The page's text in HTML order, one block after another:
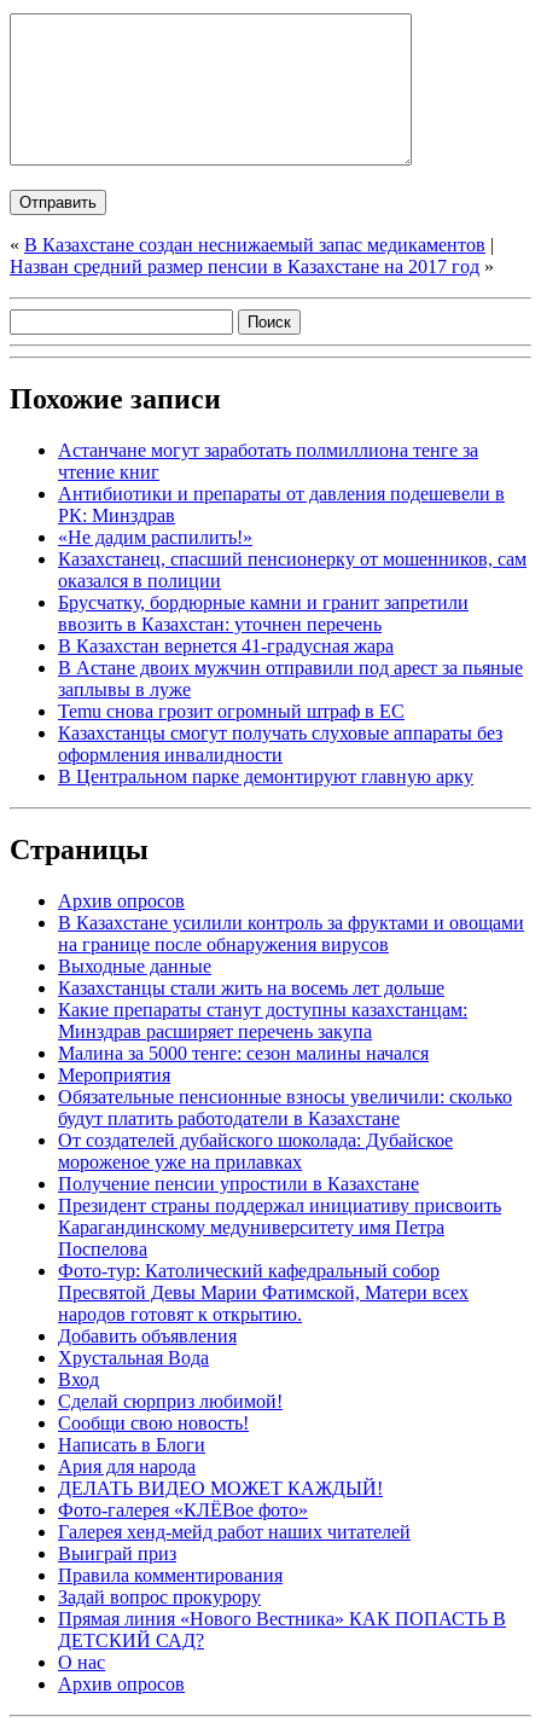
« В Казахстане создан неснижаемый запас медикаментов |
Назван средний размер пенсии в Казахстане на 2017 год »
Похожие записи
Астанчане могут заработать полмиллиона тенге за
чтение книг
Антибиотики и препараты от давления подешевели в
РК: Минздрав
«Не дадим распилить!»
Казахстанец, спасший пенсионерку от мошенников, сам
оказался в полиции
Брусчатку, бордюрные камни и гранит запретили
ввозить в Казахстан: уточнен перечень
В Казахстан вернется 41-градусная жара
В Астане двоих мужчин отправили под арест за пьяные
заплывы в луже
Temu снова грозит огромный штраф в ЕС
Казахстанцы смогут получать слуховые аппараты без
оформления инвалидности
В Центральном парке демонтируют главную арку
Страницы
Архив опросов
В Казахстане усилили контроль за фруктами и овощами
на границе после обнаружения вирусов
Выходные данные
Казахстанцы стали жить на восемь лет дольше
Какие препараты станут доступны казахстанцам:
Минздрав расширяет перечень закупа
Малина за 5000 тенге: сезон малины начался
Мероприятия
Обязательные пенсионные взносы увеличили: сколько
будут платить работодатели в Казахстане
От создателей дубайского шоколада: Дубайское
мороженое уже на прилавках
Получение пенсии упростили в Казахстане
Президент страны поддержал инициативу присвоить
Карагандинскому медуниверситету имя Петра
Поспелова
Фото-тур: Католический кафедральный собор
Пресвятой Девы Марии Фатимской, Матери всех
народов готовят к открытию.
Добавить объявления
Хрустальная Вода
Вход
Сделай сюрприз любимой!
Сообщи свою новость!
Написать в Блоги
Ария для народа
ДЕЛАТЬ ВИДЕО МОЖЕТ КАЖДЫЙ!
Фото-галерея «КЛЁВое фото»
Галерея хенд-мейд работ наших читателей
Выиграй приз
Правила комментирования
Задай вопрос прокурору
Прямая линия «Нового Вестника» КАК ПОПАСТЬ В
ДЕТСКИЙ САД?
О нас
Архив опросов